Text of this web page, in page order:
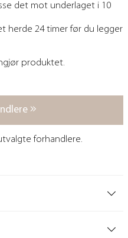
det mot underlaget i 10
herde 24 timer før du legger
produktet.
forhandlere.